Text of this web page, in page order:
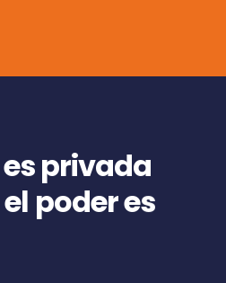
esprivada
el poderes